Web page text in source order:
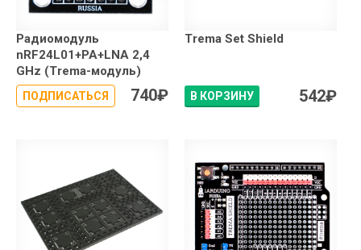
Радиомодуль
nRF24L01+PA+LNA 2,4
GHz (Trema-модуль)
ПОДПИСАТЬСЯ 740₽
Trema Set Shield
В КОРЗИНУ 542₽